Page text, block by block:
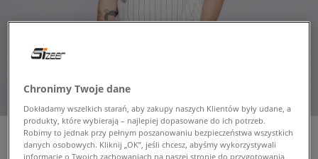
Chronimy Twoje dane
Dokładamy wszelkich starań, aby zakupy naszych Klientów były udane, a
produkty, które wybierają – najlepiej dopasowane do ich potrzeb.
Robimy to jednak przy pełnym poszanowaniu bezpieczeństwa wszystkich
danych osobowych. Kliknij „OK”, jeśli chcesz, abyśmy wykorzystywali
informacje o Twoich zachowaniach na naszej stronie do przygotowania